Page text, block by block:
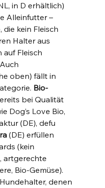
in D erhältlich)
Alleinfutter –
kein Fleisch
Halter aus
auf Fleisch
oben) fällt in
Bio-
bei Qualität
Dog’s Love Bio,
(DE), defu
(DE) erfüllen
(kein
artgerechte
Bio-Gemüse).
denen